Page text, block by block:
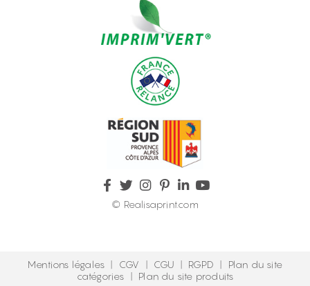
© Realisaprint.com
Mentions légales | CGV | CGU | RGPD |
Plan du site
catégories | Plan du site produits